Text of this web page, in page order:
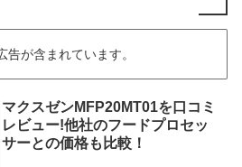
告が含まれています。
マクスゼンMFP20MT01を口コミ
レビュー!他社のフードプロセッ
サーとの価格も比較！